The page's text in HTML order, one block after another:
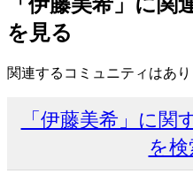
を見る
関連するコミュニティはあ
「伊藤美希」に関
を検